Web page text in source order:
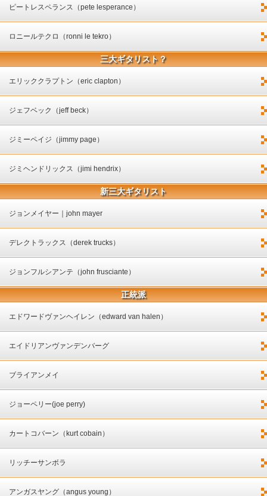
ピートレスペランス（pete lesperance）
ロニールテクロ（ronni le tekro）
三大ギタリスト？
エリッククラプトン（eric clapton）
ジェフベック（jeff beck）
ジミーペイジ（jimmy page）
ジミヘンドリックス（jimi hendrix）
新三大ギタリスト
ジョンメイヤー｜john mayer
デレクトラックス（derek trucks）
ジョンフルシアンテ（john frusciante）
正統派
エドワードヴァンヘイレン（edward van halen）
エイドリアンヴァンデンバーグ
ブライアンメイ
ジョーペリー(joe perry)
カートコバーン（kurt cobain）
リッチーサンボラ
アンガスヤング（angus young）